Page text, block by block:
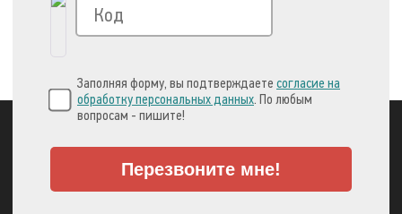
Заполняя форму, вы подтверждаете согласие на
обработку персональных данных. По любым
вопросам - пишите!
Перезвоните мне!